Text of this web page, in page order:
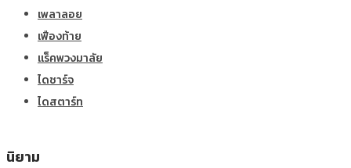
เพลาลอย
เฟืองท้าย
แร็คพวงมาลัย
ไดชาร์จ
ไดสตาร์ท
นิยาม